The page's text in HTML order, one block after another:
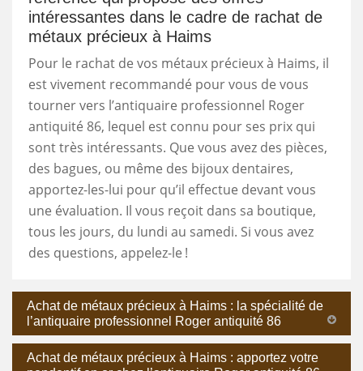
intéressantes dans le cadre de rachat de
métaux précieux à Haims
Pour le rachat de vos métaux précieux à Haims, il
est vivement recommandé pour vous de vous
tourner vers l’antiquaire professionnel Roger
antiquité 86, lequel est connu pour ses prix qui
sont très intéressants. Que vous avez des pièces,
des bagues, ou même des bijoux dentaires,
apportez-les-lui pour qu’il effectue devant vous
une évaluation. Il vous reçoit dans sa boutique,
tous les jours, du lundi au samedi. Si vous avez
des questions, appelez-le !
Achat de métaux précieux à Haims : la spécialité de
l’antiquaire professionnel Roger antiquité 86
Achat de métaux précieux à Haims : apportez votre